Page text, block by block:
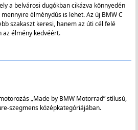
a belvárosi dugókban cikázva könnyedén
élménydús is lehet. Az új BMW C
szakaszt keresi, hanem az úti cél felé
az élmény kedvéért.
„Made by BMW Motorrad” stílusú,
szegmens középkategóriájában.